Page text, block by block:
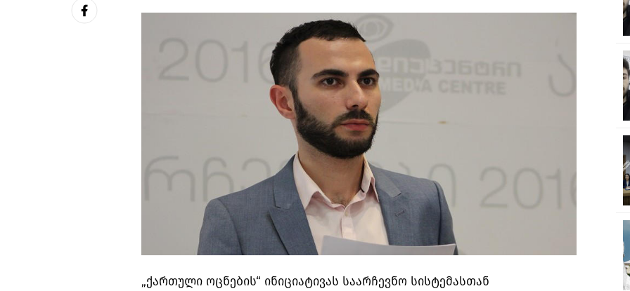
„ქართული ოცნების“ ინიციატივას საარჩევნო სისტემასთან